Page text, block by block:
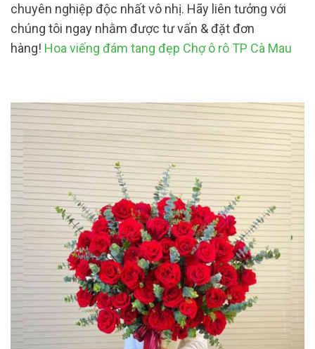
chuyên nghiệp độc nhất vô nhị. Hãy liên tưởng với
chúng tôi ngay nhằm được tư vấn & đặt đơn
hàng! Hoa viếng đám tang đẹp Chợ ô rô TP Cà Mau